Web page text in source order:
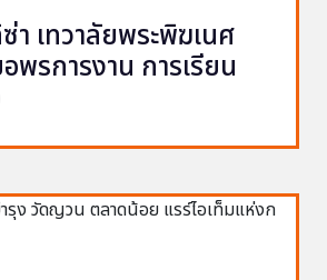
า เทวาลัยพระพิฆเนศ
พรการงาน การเรียน